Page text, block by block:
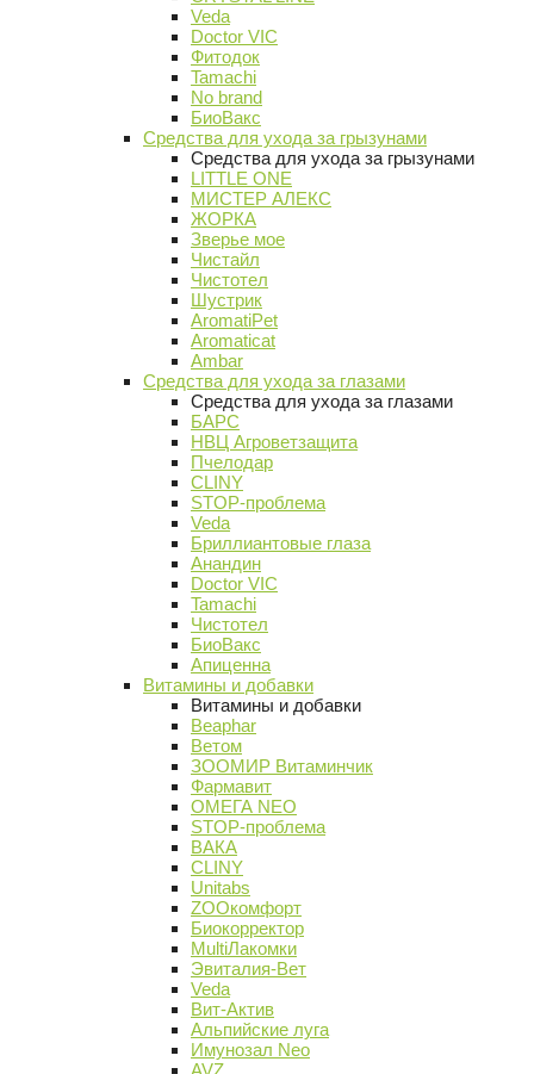
Veda
Doctor VIC
Фитодок
Tamachi
No brand
БиоВакс
Средства для ухода за грызунами
Средства для ухода за грызунами
LITTLE ONE
МИСТЕР АЛЕКС
ЖОРКА
Зверье мое
Чистайл
Чистотел
Шустрик
AromatiPet
Aromaticat
Ambar
Средства для ухода за глазами
Средства для ухода за глазами
БАРС
НВЦ Агроветзащита
Пчелодар
CLINY
STOP-проблема
Veda
Бриллиантовые глаза
Анандин
Doctor VIC
Tamachi
Чистотел
БиоВакс
Апиценна
Витамины и добавки
Витамины и добавки
Beaphar
Ветом
ЗООМИР Витаминчик
Фармавит
ОМЕГА NEO
STOP-проблема
ВАКА
CLINY
Unitabs
ZOOкомфорт
Биокорректор
MultiЛакомки
Эвиталия-Вет
Veda
Вит-Актив
Альпийские луга
Имунозал Neo
AVZ